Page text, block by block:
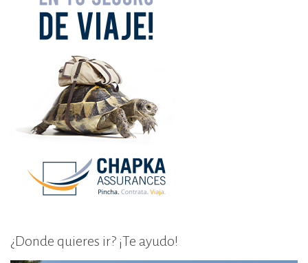
¿Donde quieres ir? ¡Te ayudo!